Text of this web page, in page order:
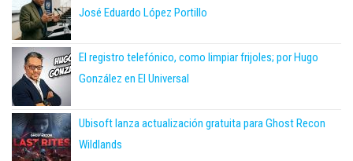
José Eduardo López Portillo
El registro telefónico, como limpiar frijoles; por Hugo
González en El Universal
Ubisoft lanza actualización gratuita para Ghost Recon
Wildlands